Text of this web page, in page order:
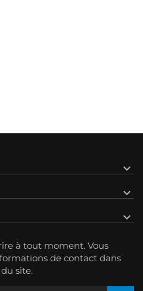



à tout moment. Vous
de contact dans
site.